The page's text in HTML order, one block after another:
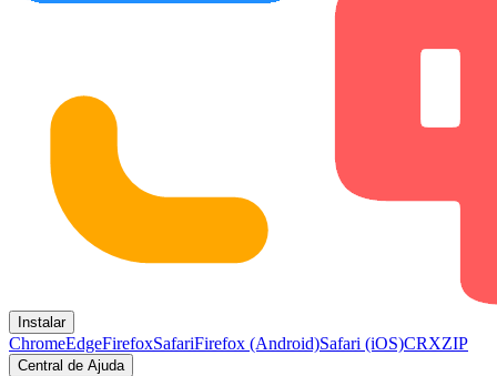
Instalar
ChromeEdgeFirefoxSafariFirefox (Android)Safari (iOS)CRXZIP
Central de Ajuda